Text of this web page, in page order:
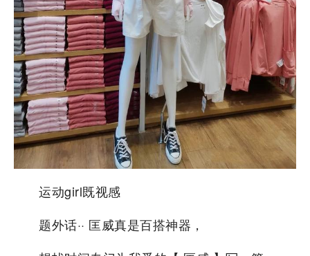
运动girl既视感
题外话·· 匡威真是百搭神器，